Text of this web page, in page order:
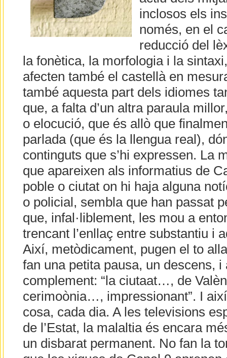
inclosos els
només, en el
reducció del
la fonètica, la morfologia i la
afecten també el castellà en
també aquesta part dels idiomes
que, a falta d’un altra paraula
o elocució, que és allò que
parlada (que és la llengua real),
continguts que s’hi expressen. La
que apareixen als informatius de
poble o ciutat on hi haja alguna
o policial, sembla que han passat
que, infal·liblement, les mou a
trencant l’enllaç entre substantiu i
Així, metòdicament, pugen el to
fan una petita pausa, un descens, i
complement: “la ciutaat…, de
cerimoònia…, impressionant”. I
cosa, cada dia. A les televisions
de l’Estat, la malaltia és encara
un disbarat permanent. No fan la